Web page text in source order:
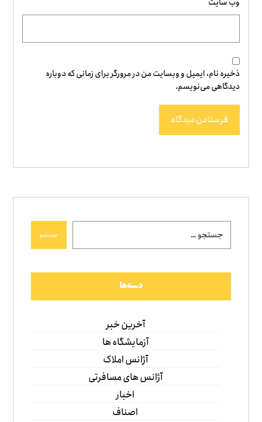
ذخیره نام، ایمیل و وبسایت من در مرورگر برای زمانی که دوباره
دیدگاهی می‌نویسم.
فرستادن دیدگاه
جستجو
دسته‌ها
آخرین خبر
آزمایشگاه ها
آژانس املاک
آژانس های مسافرتی
اخبار
اصناف